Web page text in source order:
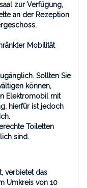
zur Verfügung,
an der Rezeption
Mobilität
Sollten Sie
können,
Elektromobil mit
hierfür ist jedoch
Toiletten
sind.
verbietet das
Umkreis von 10